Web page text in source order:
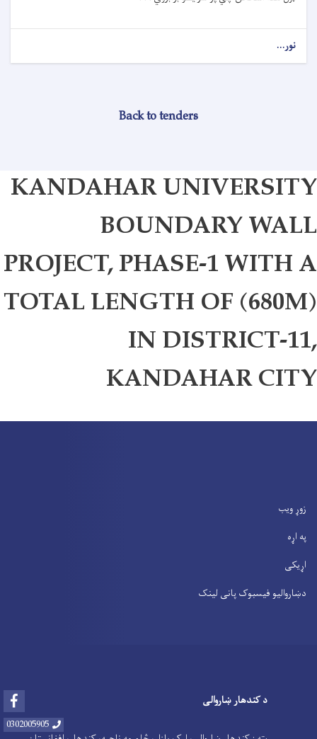
نور...
Back to tenders
KANDAHAR UNIVERSITY
BOUNDARY WALL
PROJECT, PHASE-1 WITH A
TOTAL LENGTH OF (680M)
IN DISTRICT-11,
KANDAHAR CITY
زوړ ویب
په اړه
اړیکی
دښاروالیو فیسبوک پانی لینک
د کندهار ښاروالی
0302005905